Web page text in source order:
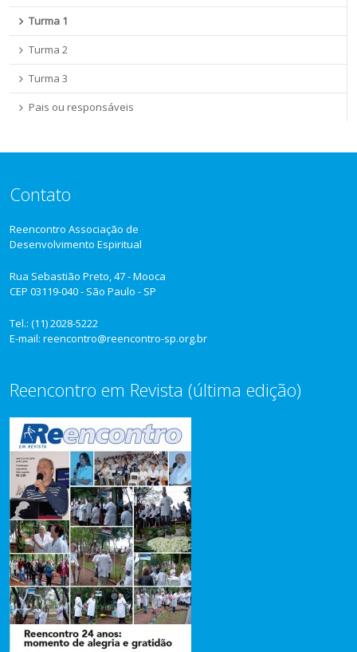
Turma 1
Turma 2
Turma 3
Pais ou responsáveis
Contato
Reencontro Associação de
Desenvolvimento Espiritual
Rua Sebastião Preto, 47 - Mooca
CEP 03119-040 - São Paulo - SP
Tel.: (11) 2028-5222
E-mail: reencontro@reencontro-sp.org.br
Reencontro em Revista (última edição)